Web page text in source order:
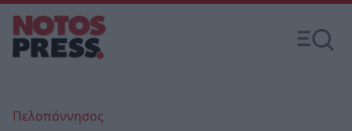
Πελοπόννησος